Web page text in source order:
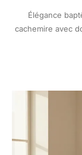
Élégance
cachemire avec